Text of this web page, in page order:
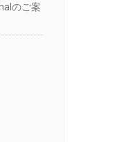
のご案